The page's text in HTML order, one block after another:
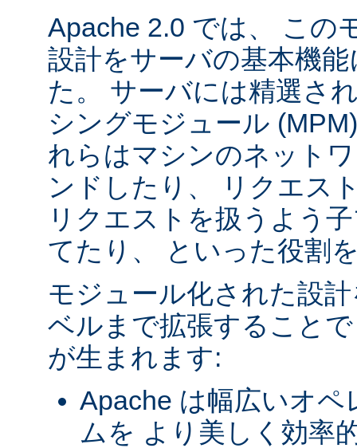
Apache 2.0 では、 この
設計をサーバの基本機
た。 サーバには精選さ
シングモジュール
れらはマシンのネット
ンドしたり、 リクエス
リクエストを扱うよう
てたり、 といった役割
モジュール化された設
ベルまで拡張すること
が生まれます:
Apache は幅広いオ
ムを より美しく効率